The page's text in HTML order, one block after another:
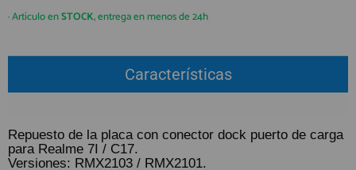
GUÍA DE COMPRA
(+34)912 477 744
Lunes a Viernes 09:30h a 20:00h
También atendemos Whatsapp
REGISTRO PROFESIONAL
· Artículo enSTOCK, entrega en menos de 24h
Características
Repuesto de la placa con conector dock puerto de carga
para Realme 7I / C17.
Versiones: RMX2103 / RMX2101.